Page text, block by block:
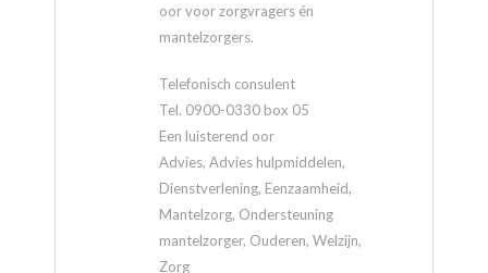
oor voor zorgvragers én
mantelzorgers.
Telefonisch consulent
Tel. 0900-0330 box 05
Een luisterend oor
Advies, Advies hulpmiddelen,
Dienstverlening, Eenzaamheid,
Mantelzorg, Ondersteuning
mantelzorger, Ouderen, Welzijn,
Zorg